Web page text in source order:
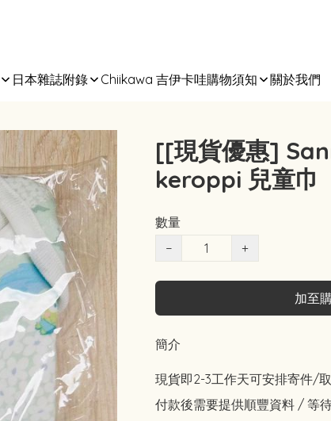
日本雜誌附錄 Chiikawa 吉伊卡哇購物須知 關於我們
[[現貨優惠]
keroppi 兒童巾
數量
−
+
加至
簡介
現貨即2-3工作天可安排寄件/
付款後需要提供順豐資料 / 等